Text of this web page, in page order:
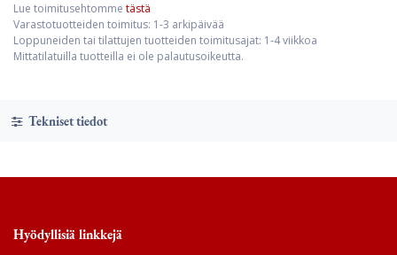
Lue toimitusehtomme tästä
Varastotuotteiden toimitus: 1-3 arkipäivää
Loppuneiden tai tilattujen tuotteiden toimitusajat: 1-4 viikkoa
Mittatilatuilla tuotteilla ei ole palautusoikeutta.
Tekniset tiedot
Hyödyllisiä linkkejä